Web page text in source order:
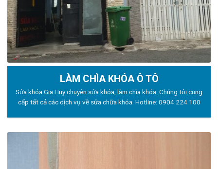
LÀM CHÌA KHÓA Ô TÔ
Sửa khóa Gia Huy chuyên sửa khóa, làm chìa khóa. Chúng tôi cung
cấp tất cả các dịch vụ về sửa chữa khóa. Hotline: 0904.224.100